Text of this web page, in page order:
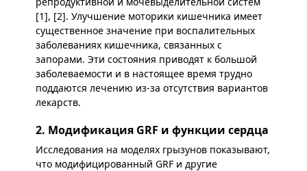
[1], [2]. Улучшение моторики кишечника имеет
существенное значение при воспалительных
заболеваниях кишечника, связанных с
запорами. Эти состояния приводят к большой
заболеваемости и в настоящее время трудно
поддаются лечению из-за отсутствия вариантов
лекарств.
2. Модификация GRF и функции сердца
Исследования на моделях грызунов показывают,
что модифицированный GRF и другие